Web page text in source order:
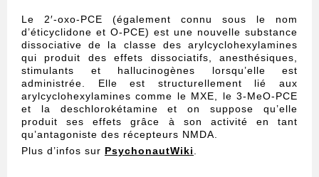
Le 2′-oxo-PCE (également connu sous le nom
d’éticyclidone et O-PCE) est une nouvelle substance
dissociative de la classe des arylcyclohexylamines
qui produit des effets dissociatifs, anesthésiques,
stimulants et hallucinogènes lorsqu’elle est
administrée. Elle est structurellement lié aux
arylcyclohexylamines comme le MXE, le 3-MeO-PCE
et la deschlorokétamine et on suppose qu’elle
produit ses effets grâce à son activité en tant
qu’antagoniste des récepteurs NMDA.
Plus d’infos sur PsychonautWiki